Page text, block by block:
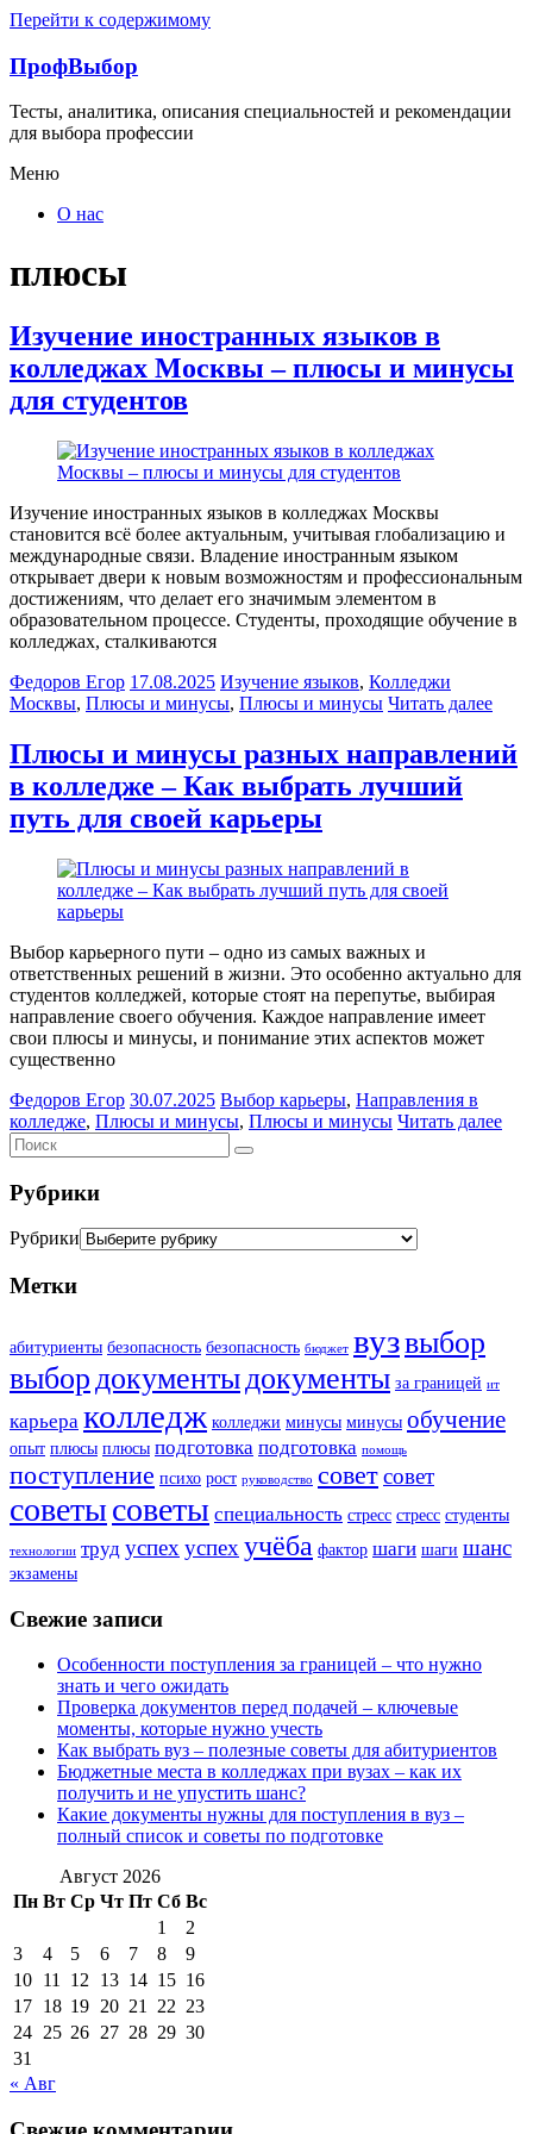
Перейти к содержимому
ПрофВыбор
Тесты, аналитика, описания специальностей и рекомендации
для выбора профессии
Меню
О нас
плюсы
Изучение иностранных языков в
колледжах Москвы – плюсы и минусы
для студентов
Изучение иностранных языков в колледжах Москвы
становится всё более актуальным, учитывая глобализацию и
международные связи. Владение иностранным языком
открывает двери к новым возможностям и профессиональным
достижениям, что делает его значимым элементом в
образовательном процессе. Студенты, проходящие обучение в
колледжах, сталкиваются
Федоров Егор 17.08.2025 Изучение языков, Колледжи
Москвы, Плюсы и минусы, Плюсы и минусы Читать далее
Плюсы и минусы разных направлений
в колледже – Как выбрать лучший
путь для своей карьеры
Выбор карьерного пути – одно из самых важных и
ответственных решений в жизни. Это особенно актуально для
студентов колледжей, которые стоят на перепутье, выбирая
направление своего обучения. Каждое направление имеет
свои плюсы и минусы, и понимание этих аспектов может
существенно
Федоров Егор 30.07.2025 Выбор карьеры, Направления в
колледже, Плюсы и минусы, Плюсы и минусы Читать далее
Рубрики
Рубрики
Метки
абитуриенты безопасность безопасность бюджет вузвыбор
выбордокументыдокументы за границей ит
карьера колледж колледжи минусы минусы обучение
опыт плюсы плюсы подготовка подготовка помощь
поступление психо рост руководство советсовет
советысоветы специальность стресс стресс студенты
технологии труд успех успех учёба фактор шаги шаги шанс
экзамены
Свежие записи
Особенности поступления за границей – что нужно
знать и чего ожидать
Проверка документов перед подачей – ключевые
моменты, которые нужно учесть
Как выбрать вуз – полезные советы для абитуриентов
Бюджетные места в колледжах при вузах – как их
получить и не упустить шанс?
Какие документы нужны для поступления в вуз –
полный список и советы по подготовке
Август 2026
Пн Вт Ср Чт Пт Сб Вс
1
2
3
4 5 6 7 8
9
10 11 12 13 14 15 16
17 18 19 20 21 22 23
24 25 26 27 28 29 30
31
« Авг